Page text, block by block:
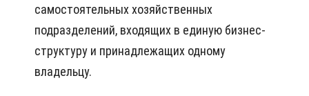
самостоятельных хозяйственных
подразделений, входящих в единую бизнес-
структуру и принадлежащих одному
владельцу.